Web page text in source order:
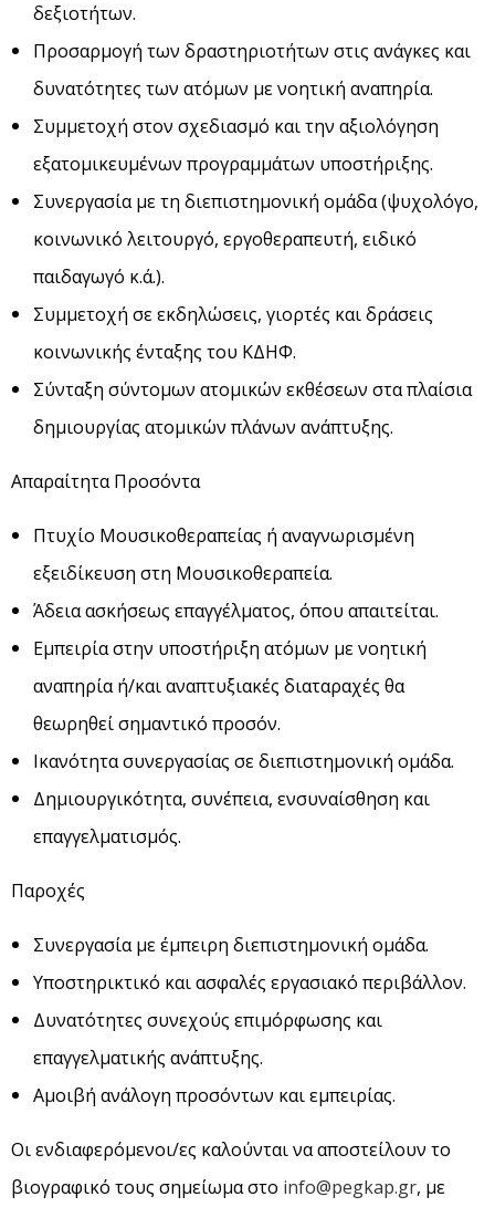
δεξιοτήτων.
Προσαρμογή των δραστηριοτήτων στις ανάγκες και
δυνατότητες των ατόμων με νοητική αναπηρία.
Συμμετοχή στον σχεδιασμό και την αξιολόγηση
εξατομικευμένων προγραμμάτων υποστήριξης.
Συνεργασία με τη διεπιστημονική ομάδα (ψυχολόγο,
κοινωνικό λειτουργό, εργοθεραπευτή, ειδικό
παιδαγωγό κ.ά.).
Συμμετοχή σε εκδηλώσεις, γιορτές και δράσεις
κοινωνικής ένταξης του ΚΔΗΦ.
Σύνταξη σύντομων ατομικών εκθέσεων στα πλαίσια
δημιουργίας ατομικών πλάνων ανάπτυξης.
Απαραίτητα Προσόντα
Πτυχίο Μουσικοθεραπείας ή αναγνωρισμένη
εξειδίκευση στη Μουσικοθεραπεία.
Άδεια ασκήσεως επαγγέλματος, όπου απαιτείται.
Εμπειρία στην υποστήριξη ατόμων με νοητική
αναπηρία ή/και αναπτυξιακές διαταραχές θα
θεωρηθεί σημαντικό προσόν.
Ικανότητα συνεργασίας σε διεπιστημονική ομάδα.
Δημιουργικότητα, συνέπεια, ενσυναίσθηση και
επαγγελματισμός.
Παροχές
Συνεργασία με έμπειρη διεπιστημονική ομάδα.
Υποστηρικτικό και ασφαλές εργασιακό περιβάλλον.
Δυνατότητες συνεχούς επιμόρφωσης και
επαγγελματικής ανάπτυξης.
Αμοιβή ανάλογη προσόντων και εμπειρίας.
Οι ενδιαφερόμενοι/ες καλούνται να αποστείλουν το
βιογραφικό τους σημείωμα στο info@pegkap.gr, με